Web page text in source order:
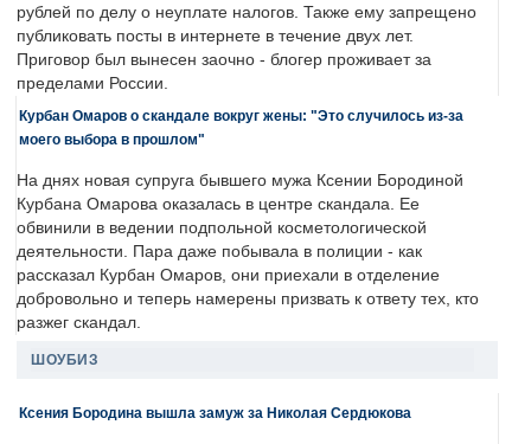
рублей по делу о неуплате налогов. Также ему запрещено
публиковать посты в интернете в течение двух лет.
Приговор был вынесен заочно - блогер проживает за
пределами России.
Курбан Омаров о скандале вокруг жены: "Это случилось из-за
моего выбора в прошлом"
На днях новая супруга бывшего мужа Ксении Бородиной
Курбана Омарова оказалась в центре скандала. Ее
обвинили в ведении подпольной косметологической
деятельности. Пара даже побывала в полиции - как
рассказал Курбан Омаров, они приехали в отделение
добровольно и теперь намерены призвать к ответу тех, кто
разжег скандал.
ШОУБИЗ
Ксения Бородина вышла замуж за Николая Сердюкова